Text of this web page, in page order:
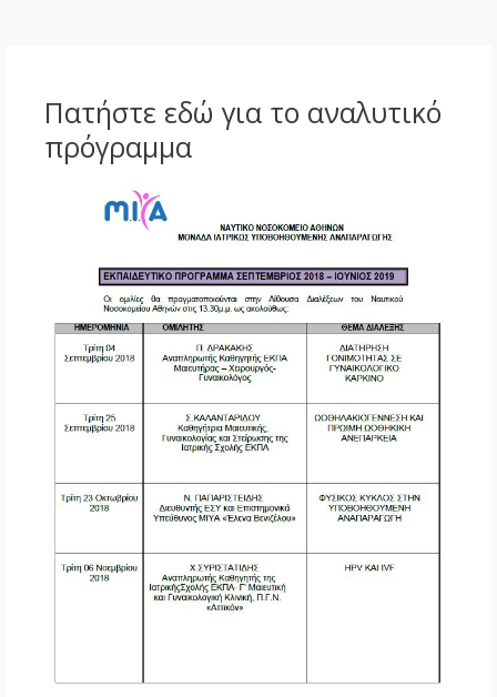
Πατήστε εδώ για το αναλυτικό
πρόγραμμα